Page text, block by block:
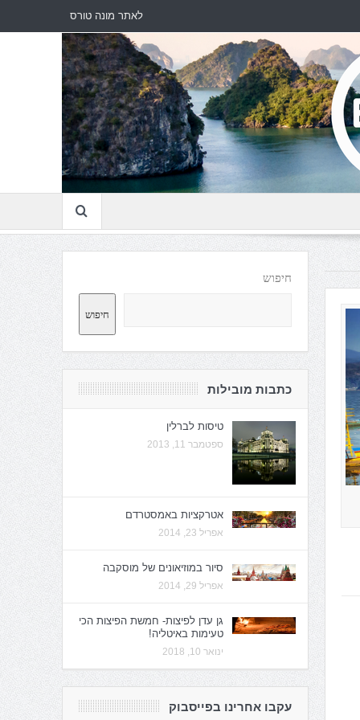
לאתר מונה טורס
חיפוש
חיפוש
כתבות מובילות
טיסות לברלין
ספטמבר 11, 2013
אטרקציות באמסטרדם
אפריל 23, 2014
סיור במוזיאונים של מוסקבה
אפריל 29, 2014
גן עדן לפיצות- חמשת הפיצות הכי
טעימות באיטליה!
ינואר 10, 2018
עקבו אחרינו בפייסבוק